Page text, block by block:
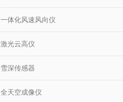
一体化风速风向仪
激光云高仪
雪深传感器
全天空成像仪